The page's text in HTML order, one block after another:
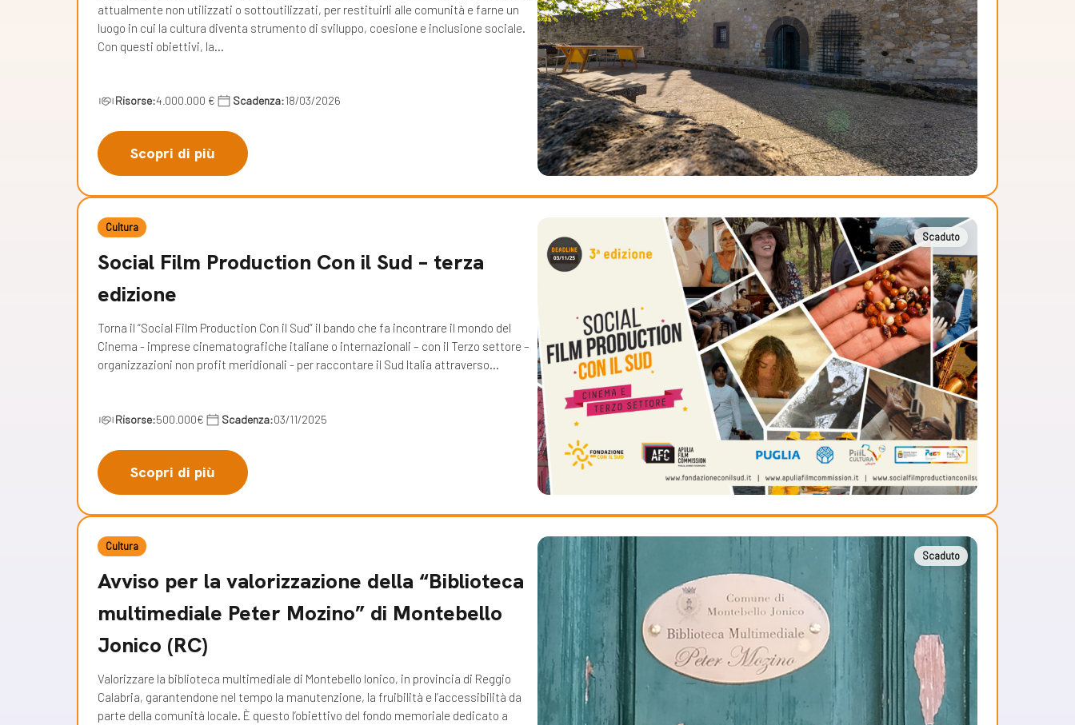
attualmente non utilizzati o sottoutilizzati, per restituirli alle comunità e farne un
luogo in cui la cultura diventa strumento di sviluppo, coesione e inclusione sociale.
Con questi obiettivi, la…
Risorse:4.000.000 € Scadenza:18/03/2026
Scopri di più
Cultura
Social Film Production Con il Sud – terza
edizione
Torna il “Social Film Production Con il Sud” il bando che fa incontrare il mondo del
Cinema - imprese cinematografiche italiane o internazionali – con il Terzo settore –
organizzazioni non profit meridionali - per raccontare il Sud Italia attraverso…
Risorse:500.000€ Scadenza:03/11/2025
Scopri di più
Scaduto
Cultura
Avviso per la valorizzazione della “Biblioteca
multimediale Peter Mozino” di Montebello
Jonico (RC)
Valorizzare la biblioteca multimediale di Montebello Ionico, in provincia di Reggio
Calabria, garantendone nel tempo la manutenzione, la fruibilità e l’accessibilità da
parte della comunità locale. È questo l’obiettivo del fondo memoriale dedicato a
Scaduto